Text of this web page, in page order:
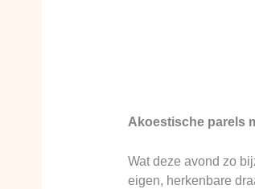
Akoestische parels
Wat deze avond zo
eigen, herkenbare